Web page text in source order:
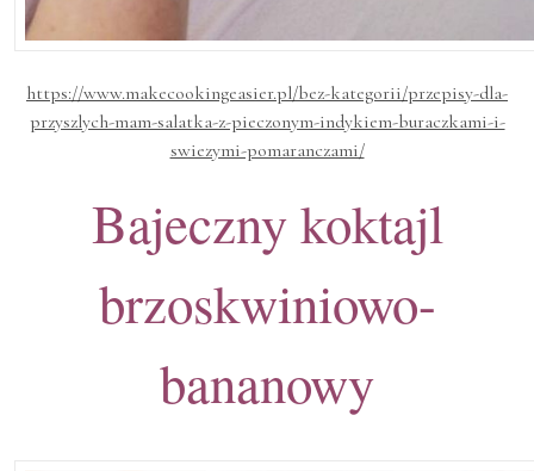
https://www.makecookingeasier.pl/bez-kategorii/przepisy-dla-
przyszlych-mam-salatka-z-pieczonym-indykiem-buraczkami-i-
swiezymi-pomaranczami/
Bajeczny koktajl
brzoskwiniowo-
bananowy